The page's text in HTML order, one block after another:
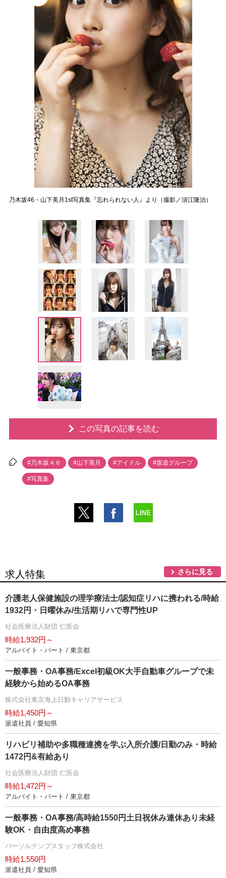
乃木坂46・山下美月1st写真集『忘れられない人』より（撮影／須江隆治）
この写真の記事を読む
#乃木坂４６ #山下美月 #アイドル #坂道グループ
#写真集
求人特集 さらに見る
介護老人保健施設の理学療法士/認知症リハに携われる/時給
1932円・日曜休み/生活期リハで専門性UP
社会医療法人財団 仁医会
時給1,932円～
アルバイト・パート / 東京都
一般事務・OA事務/Excel初級OK大手自動車グループで未
経験から始めるOA事務
株式会社東京海上日動キャリアサービス
時給1,450円～
派遣社員 / 愛知県
リハビリ補助や多職種連携を学ぶ入所介護/日勤のみ・時給
1472円&有給あり
社会医療法人財団 仁医会
時給1,472円～
アルバイト・パート / 東京都
一般事務・OA事務/高時給1550円土日祝休み連休あり未経
験OK・自由度高め事務
パーソルテンプスタッフ株式会社
時給1,550円
派遣社員 / 愛知県